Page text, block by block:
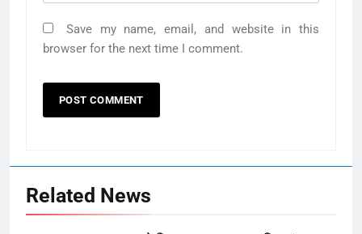
Save my name, email, and website in this
browser for the next time I comment.
Related News